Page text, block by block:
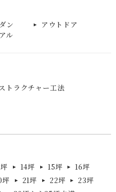
ン
アウトドア
ル
トラクチャー工法
14坪 15坪
16坪
坪 21坪 22坪
23坪